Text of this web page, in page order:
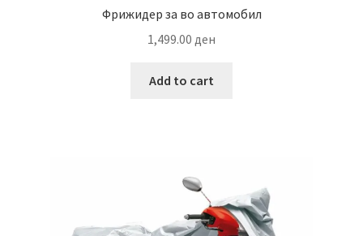
Фрижидер за во автомобил
1,499.00 ден
Add to cart